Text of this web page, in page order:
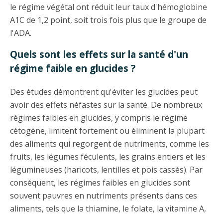
le régime végétal ont réduit leur taux d'hémoglobine
A1C de 1,2 point, soit trois fois plus que le groupe de
l'ADA.
Quels sont les effets sur la santé d'un
régime faible en glucides ?
Des études démontrent qu'éviter les glucides peut
avoir des effets néfastes sur la santé. De nombreux
régimes faibles en glucides, y compris le régime
cétogène, limitent fortement ou éliminent la plupart
des aliments qui regorgent de nutriments, comme les
fruits, les légumes féculents, les grains entiers et les
légumineuses (haricots, lentilles et pois cassés). Par
conséquent, les régimes faibles en glucides sont
souvent pauvres en nutriments présents dans ces
aliments, tels que la thiamine, le folate, la vitamine A,